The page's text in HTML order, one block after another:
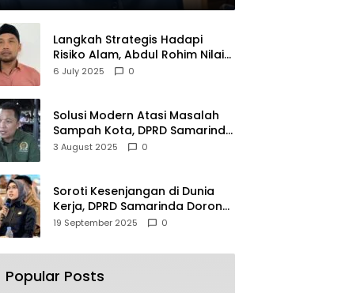
Langkah Strategis Hadapi
Risiko Alam, Abdul Rohim Nilai
Samarinda Siap Jadi Pusat
6 July 2025 0
Solusi Modern Atasi Masalah
Sampah Kota, DPRD Samarinda
Dukung Penuh Proyek PLTSA
3 August 2025 0
Soroti Kesenjangan di Dunia
Kerja, DPRD Samarinda Dorong
Pemkot Gencarkan
19 September 2025 0
Popular Posts